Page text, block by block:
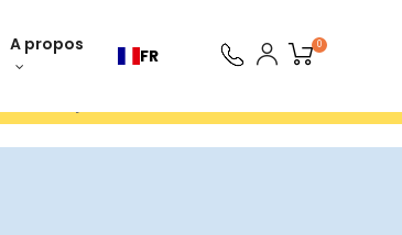
A propos
FR
0